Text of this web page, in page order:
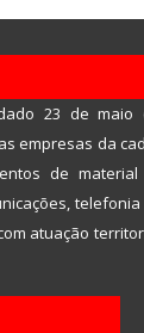
23 de
empresas da
de material
atuação